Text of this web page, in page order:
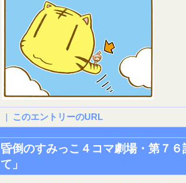
| このエントリーのURL
昏倒のすみっこ４コマ劇場・第７
て」